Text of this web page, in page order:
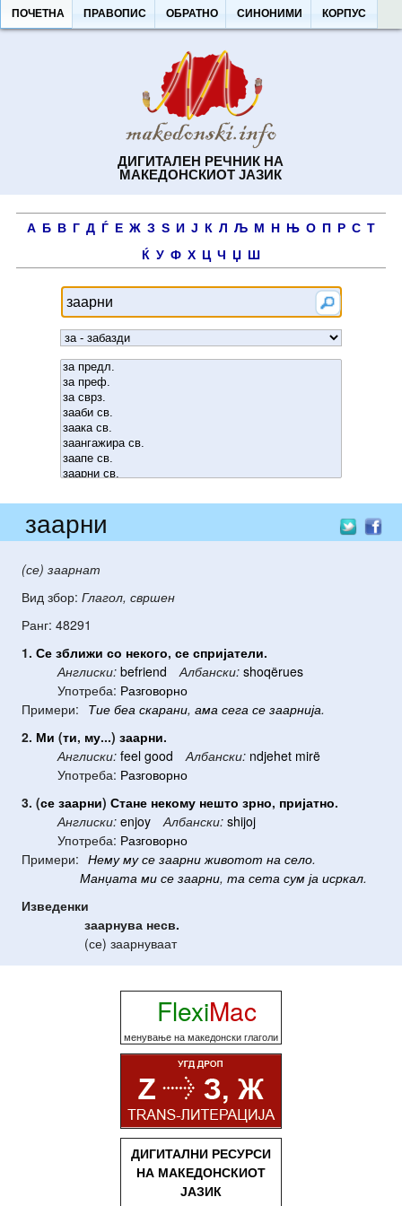
ДИГИТАЛЕН РЕЧНИК НА
МАКЕДОНСКИОТ ЈАЗИК
ПОЧЕТНА ПРАВОПИС ОБРАТНО СИНОНИМИ КОРПУС
А Б В Г Д Ѓ Е Ж З Ѕ И Ј К Л Љ М Н Њ О П Р С Т
Ќ У Ф Х Ц Ч Џ Ш
заарни
(се) заарнат
Вид збор: Глагол, свршен
Ранг: 48291
1. Се зближи со некого, се спријатели.
Англиски: befriend Албански: shoqërues
Употреба: Разговорно
Примери: Тие беа скарани, ама сега се заарнија.
2. Ми (ти, му...) заарни.
Англиски: feel good Албански: ndjehet mirë
Употреба: Разговорно
3. (се заарни) Стане некому нешто зрно, пријатно.
Англиски: enjoy Албански: shijoj
Употреба: Разговорно
Примери: Нему му се заарни животот на село.
Манџата ми се заарни, та сета сум ја исркал.
Изведенки
заарнува несв.
(се) заарнуваат
FlexiMac
менување на македонски глаголи
ДИГИТАЛНИ РЕСУРСИ
НА МАКЕДОНСКИОТ
ЈАЗИК